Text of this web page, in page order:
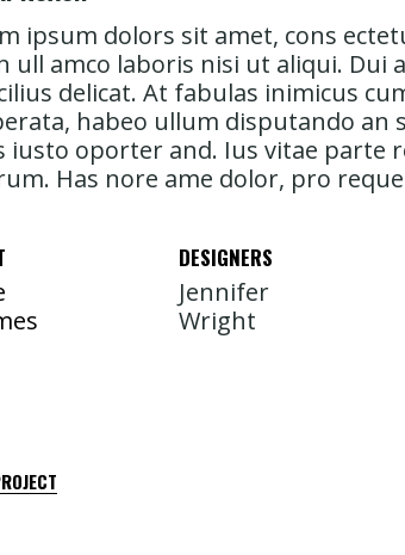
ipsum dolors sit amet, cons
ull amco laboris nisi ut aliqui. Dui
delicat. At fabulas inimicus
habeo ullum disputando an
iusto oporter and. Ius vitae parte
Has nore ame dolor, pro
DESIGNERS
Jennifer
Wright